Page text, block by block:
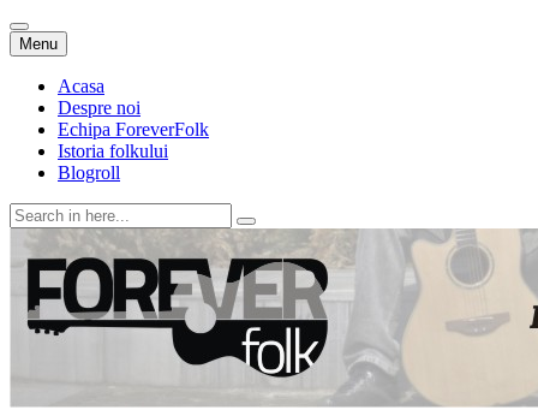
Menu Skip
to
content
Acasa
Despre noi
Echipa ForeverFolk
Istoria folkului
Blogroll
Search
for:
ForeverFolk
Muzica sufletului tau